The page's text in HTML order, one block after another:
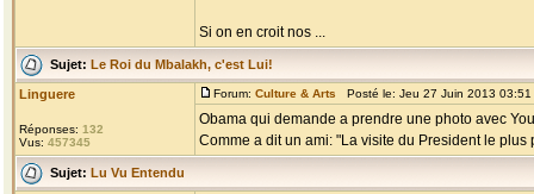
Si on en croit nos ...
Sujet: Le Roi du Mbalakh, c'est Lui!
Linguere
Réponses: 132
Vus: 457345
Forum: Culture & Arts Posté le: Jeu 27 Juin 2013
Obama qui demande a prendre une photo avec
Comme a dit un ami: "La visite du President le
Sujet: Lu Vu Entendu